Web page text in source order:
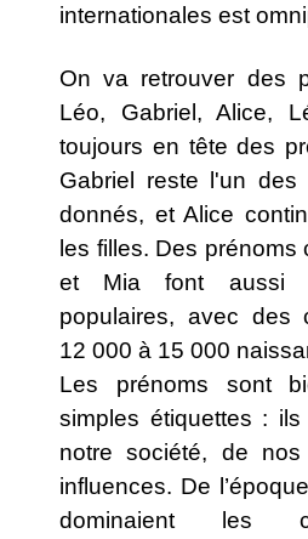
internationales est
On va retrouver des
Léo, Gabriel, Alice,
toujours en tête des
Gabriel reste l'un des
donnés, et Alice
les filles. Des prénoms
et Mia font aussi
populaires, avec des
12 000 à 15 000
Les prénoms sont
simples étiquettes :
notre société, de
influences. De
dominaient les